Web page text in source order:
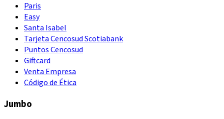
Paris
Easy
Santa Isabel
Tarjeta Cencosud Scotiabank
Puntos Cencosud
Giftcard
Venta Empresa
Código de Ética
Jumbo